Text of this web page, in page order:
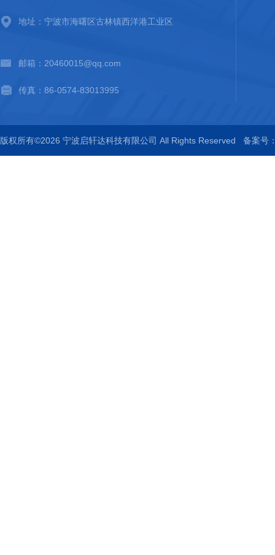
地址：宁波市海曙区古林镇西洋港工业区
邮箱：20460015@qq.com
传真：86-0574-83013995
版权所有©2026 宁波启轩达科技有限公司 All Rights Reserved 备案号